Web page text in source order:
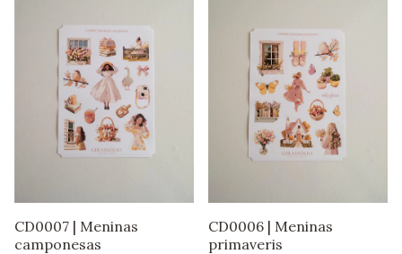
CD0007 | Meninas
camponesas
CD0006 | Meninas
primaveris